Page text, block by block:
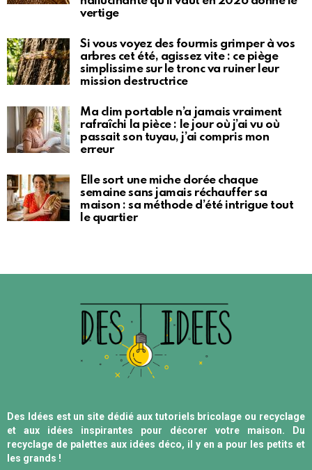
vertige
Si vous voyez des fourmis grimper à vos
arbres cet été, agissez vite : ce piège
simplissime sur le tronc va ruiner leur
mission destructrice
Ma clim portable n’a jamais vraiment
rafraîchi la pièce : le jour où j’ai vu où
passait son tuyau, j’ai compris mon
erreur
Elle sort une miche dorée chaque
semaine sans jamais réchauffer sa
maison : sa méthode d’été intrigue tout
le quartier
Des Idées est un site dédié aux tutoriels bricolage ou recyclage
et aux idées inspirantes pour décorer votre maison. Du
recyclage de palettes aux idées déco, il y en a pour les petits et
les grands !